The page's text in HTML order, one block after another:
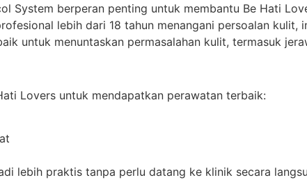
System berperan penting untuk membantu Be Hati
lebih dari 18 tahun menangani persoalan kulit,
untuk menuntaskan permasalahan kulit, termasuk
Lovers untuk mendapatkan perawatan terbaik:
lebih praktis tanpa perlu datang ke klinik secara